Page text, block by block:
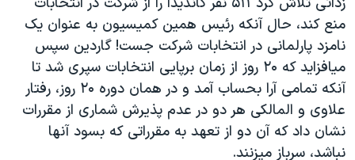
نرگس محمدی برنده جایزه نوبل صلح
همایش محافظه‌کاران آمریکا «سی‌پک»
صفحه‌های ویژه
سفر پرزیدنت ترامپ به چین